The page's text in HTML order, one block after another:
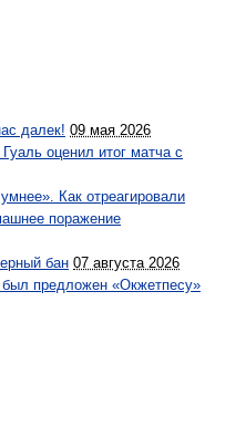
далек! 09 мая 2026
оценил итог матча с
Как отреагировали
поражение
бан 07 августа 2026
предложен «Окжетпесу»